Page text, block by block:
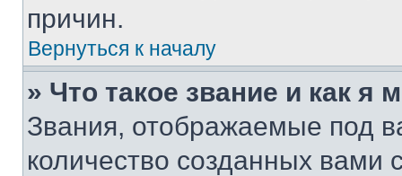
причин.
Вернуться к началу
» Что такое звание и как я
Звания, отображаемые под
количество созданных